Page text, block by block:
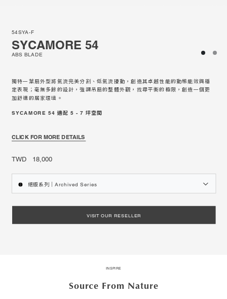
54SYA-F
SYCAMORE 54
ABS BLADE
獨特一葉扇外型將氣流完美分割、低氣流擾動，創造其卓越性能的動態能效與穩
定表現；毫無多餘的設計，強調吊扇的整體外觀，找尋平衡的極限，創造一個更
加舒適的居家環境。
SYCAMORE 54 適配 5 - 7 坪空間
CLICK FOR MORE DETAILS
TWD 18,000
絕版系列｜Archived Series
VISIT OUR RESELLER
INSPIRE
Source From Nature